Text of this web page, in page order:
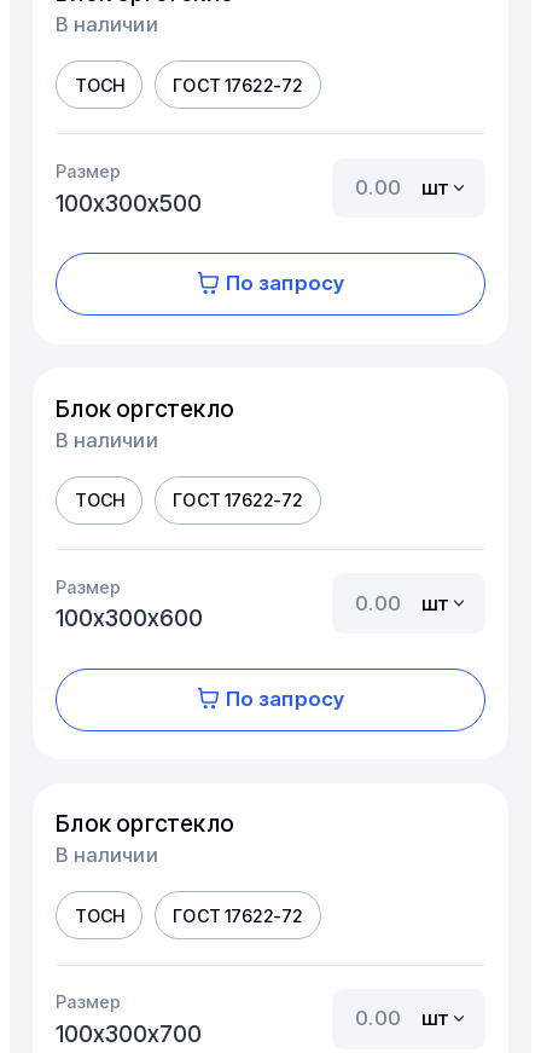
В наличии
ТОСН ГОСТ 17622-72
Размер
100х300х500
шт
По запросу
Блок оргстекло
В наличии
ТОСН ГОСТ 17622-72
Размер
100х300х600
шт
По запросу
Блок оргстекло
В наличии
ТОСН ГОСТ 17622-72
Размер
100х300х700
шт